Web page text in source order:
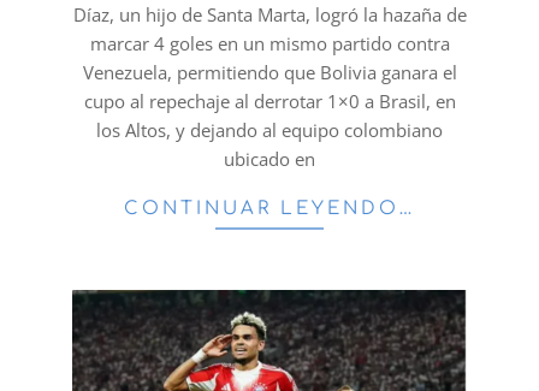
Díaz, un hijo de Santa Marta, logró la hazaña de
marcar 4 goles en un mismo partido contra
Venezuela, permitiendo que Bolivia ganara el
cupo al repechaje al derrotar 1×0 a Brasil, en
los Altos, y dejando al equipo colombiano
ubicado en
CONTINUAR LEYENDO…